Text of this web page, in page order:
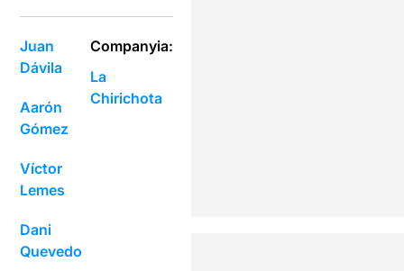
Juan
Dávila
Aarón
Gómez
Víctor
Lemes
Dani
Quevedo
Companyia:
La
Chirichota